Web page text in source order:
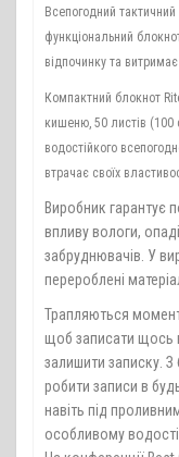
Всепогодний
функціональний
відпочинку та
Компактний блокнот
кишеню, 50 листів (100
водостійкого
втрачає своїх
Виробник гарантує
впливу вологи,
забруднювачів. У
перероблені
Трапляються
щоб записати щось
залишити записку.
робити записи в
навіть під
особливому